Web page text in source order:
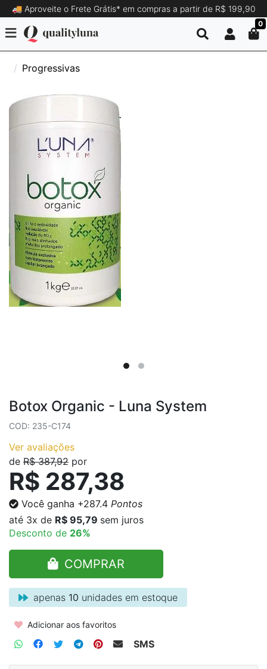
🚚 Aproveite o Frete Grátis* em compras a partir de R$ 199,90
0
Progressivas
Botox Organic - Luna System
COD: 235-C174
Ver avaliações
de R$ 387,92 por
R$ 287,38
Você ganha +287.4 Pontos
até 3x de R$ 95,79 sem juros
Desconto de 26%
COMPRAR
apenas 10 unidades em estoque
Adicionar aos favoritos
SMS